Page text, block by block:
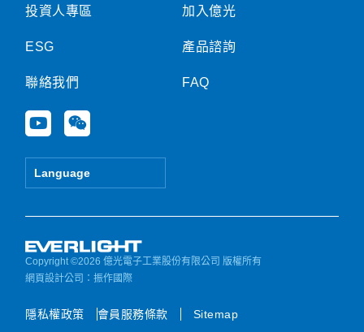
投資人專區
ESG
聯絡我們
Y
o
u
e
W
e
i
Language
加入億光
產品諮詢
FAQ
Copyright ©2026 億光電子工業股份有限公司 版權所有
網頁設計公司 ：振作國際
隱私權政策 會員服務條款 Sitemap